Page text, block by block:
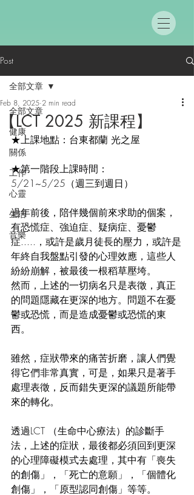
Post
全部文章
健康
關係
工作
心靈
生活
音樂
全部文章
【LCT 2025 新課程】
Feb 8, 2025 2 min read
★上課地點：台東都蘭 光之屋
★第一階段上課時間：
5/21~5/25（週三到週日）
過年前後，陪伴幾個前來求助的個案，
有恐慌症、強迫症、疑病症、憂鬱
症.....，或許是歲月徒長的壓力，或許是
年終自我盤點引發的心理效應，這些人
紛紛崩解，被最後一根稻草壓垮。
然而，上述的一切病名只是表徵，真正
的問題隱藏在更深的地方。問題不在憂
鬱或恐慌，而是造成憂鬱或恐慌的東
西。
雖然，症狀帶來的痛苦折磨，讓人們覺
得它們非常真實，可是，如果只是著手
處理表徵，反而錯失更深的議題所能帶
來的轉化。
透過LCT （生命中心療法）的診斷手
法，上述的症狀，最後都必須回到更深
的心理障礙模式去處理，其中有「喪失
的創傷」，「死亡的意願」，「個體化
創傷」，「原型認同創傷」等等。